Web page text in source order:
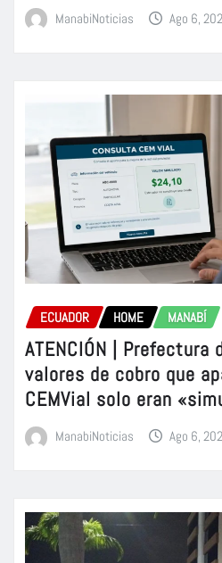
ManabiNoticias Ago 6,
ECUADOR HOME MANABÍ
ATENCIÓN | Prefectura
valores de cobro que
CEMVial solo eran
ManabiNoticias Ago 6,